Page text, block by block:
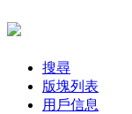
搜尋
版塊列表
用戶信息